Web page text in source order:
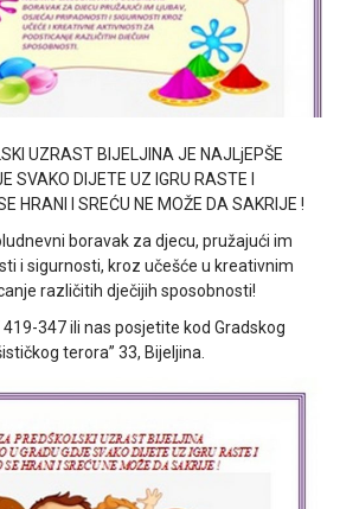
UZRAST BIJELJINA JE NAJLjEPŠE
SVAKO DIJETE UZ IGRU RASTE I
HRANI I SREĆU NE MOŽE DA SAKRIJE !
boravak za djecu, pružajući im
i sigurnosti, kroz učešće u kreativnim
različitih dječijih sposobnosti!
347 ili nas posjetite kod Gradskog
terora” 33, Bijeljina.